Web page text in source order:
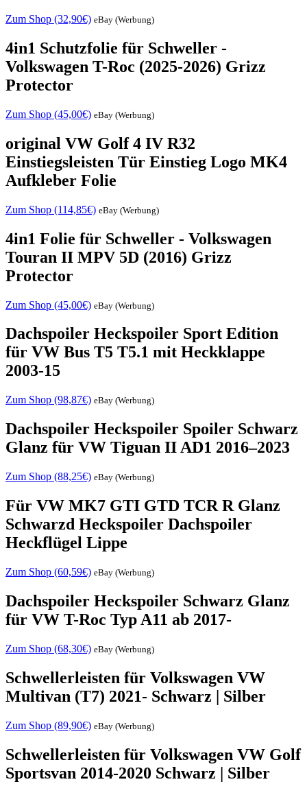
Zum Shop (32,90€) eBay (Werbung)
4in1 Schutzfolie für Schweller -
Volkswagen T-Roc (2025-2026) Grizz
Protector
Zum Shop (45,00€) eBay (Werbung)
original VW Golf 4 IV R32
Einstiegsleisten Tür Einstieg Logo MK4
Aufkleber Folie
Zum Shop (114,85€) eBay (Werbung)
4in1 Folie für Schweller - Volkswagen
Touran II MPV 5D (2016) Grizz
Protector
Zum Shop (45,00€) eBay (Werbung)
Dachspoiler Heckspoiler Sport Edition
für VW Bus T5 T5.1 mit Heckklappe
2003-15
Zum Shop (98,87€) eBay (Werbung)
Dachspoiler Heckspoiler Spoiler Schwarz
Glanz für VW Tiguan II AD1 2016–2023
Zum Shop (88,25€) eBay (Werbung)
Für VW MK7 GTI GTD TCR R Glanz
Schwarzd Heckspoiler Dachspoiler
Heckflügel Lippe
Zum Shop (60,59€) eBay (Werbung)
Dachspoiler Heckspoiler Schwarz Glanz
für VW T-Roc Typ A11 ab 2017-
Zum Shop (68,30€) eBay (Werbung)
Schwellerleisten für Volkswagen VW
Multivan (T7) 2021- Schwarz | Silber
Zum Shop (89,90€) eBay (Werbung)
Schwellerleisten für Volkswagen VW Golf
Sportsvan 2014-2020 Schwarz | Silber